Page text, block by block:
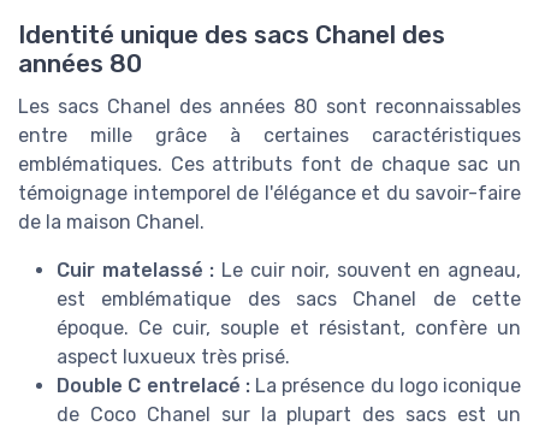
Identité unique des sacs Chanel des
années 80
Les sacs Chanel des années 80 sont reconnaissables
entre mille grâce à certaines caractéristiques
emblématiques. Ces attributs font de chaque sac un
témoignage intemporel de l'élégance et du savoir-faire
de la maison Chanel.
Cuir matelassé : Le cuir noir, souvent en agneau,
est emblématique des sacs Chanel de cette
époque. Ce cuir, souple et résistant, confère un
aspect luxueux très prisé.
Double C entrelacé :La présence du logo iconique
de Coco Chanel sur la plupart des sacs est un